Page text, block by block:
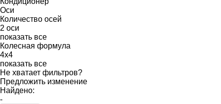
Оси
Количество осей
2 оси
показать все
Колесная формула
4x4
показать все
Не хватает фильтров?
Предложить изменение
Найдено:
-